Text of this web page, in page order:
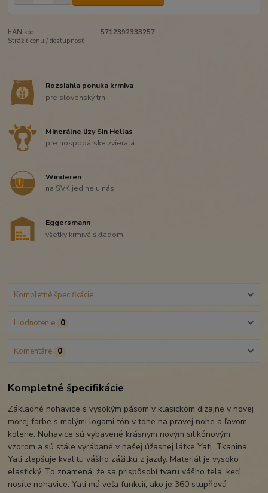
EAN kód:
5712392333257
Strážiť cenu / dostupnosť
Rozsiahla ponuka krmiva
pre slovenský trh
Minerálne lizy Sin Hellas
pre hospodárske zvieratá
Winderen
na SVK jedine u nás
Eggersmann
všetky krmivá skladom
Kompletné špecifikácie
Hodnotenie 0
Komentáre 0
Kompletné špecifikácie
Základné nohavice s vysokým pásom v klasickom dizajne v novej
morej farbe s malými logami tón v tóne na pravej nohe a ľavom
kolene. Nohavice sú vybavené krásnym novým silikónovým
vzorom a sú stále vyrábané v našej úžasnej látke Yati. Tkanina
Yati zlepšuje kvalitu vášho zážitku z jazdy. Materiál je vysoko
elastický. To znamená, že sa prispôsobí tvaru vášho tela, keď
nosíte nohavice. Yati má veľa funkcií, ako je 360 stupňová